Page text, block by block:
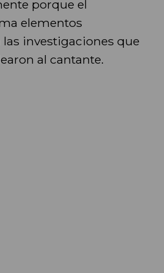
porque el
elementos
investigaciones que
al cantante.